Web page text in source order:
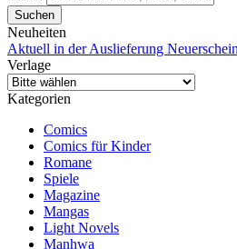
Neuheiten
Aktuell in der Auslieferung
Verlage
Kategorien
Comics
Comics für Kinder
Romane
Spiele
Magazine
Mangas
Light Novels
Manhwa